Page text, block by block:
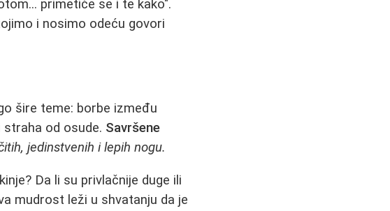
primetiće se i te kako".
i nosimo odeću govori
šire teme: borbe između
od osude. Savršene
jedinstvenih i lepih nogu.
Da li su privlačnije duge ili
mudrost leži u shvatanju da je